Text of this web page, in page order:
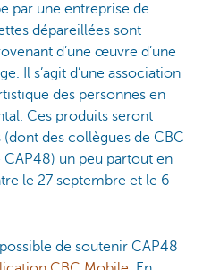
par une entreprise de
dépareillées sont
d’une œuvre d’une
Il s’agit d’une association
des personnes en
Ces produits seront
des collègues de CBC
CAP48) un peu partout en
le 27 septembre et le 6
de soutenir CAP48